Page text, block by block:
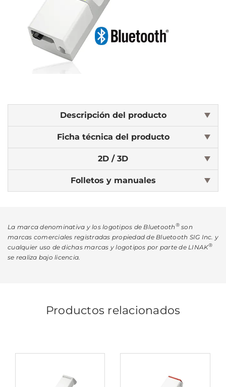
Descripción del producto
Ficha técnica del producto
2D / 3D
Folletos y manuales
La marca denominativa y los logotipos de Bluetooth®son
marcas comerciales registradas propiedad de Bluetooth SIG Inc. y
cualquier uso de dichas marcas y logotipos por parte de LINAK®
se realiza bajo licencia.
Productos relacionados